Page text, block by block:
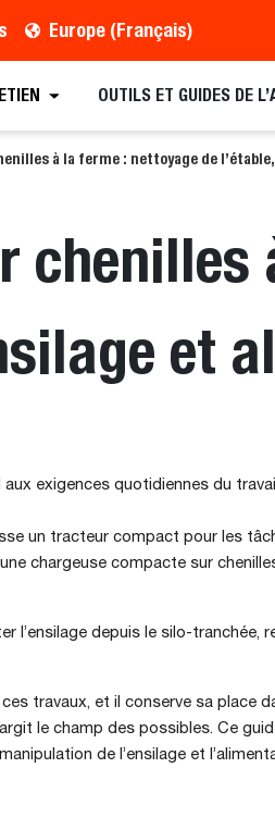
Europe (Français)
OUTILS ET GUIDES DE
à la ferme : nettoyage de
chenilles
et
exigences quotidiennes du
un tracteur compact pour les
chargeuse compacte sur
depuis le silo-tranchée,
travaux, et il conserve sa place
le champ des possibles. Ce
de l’ensilage et